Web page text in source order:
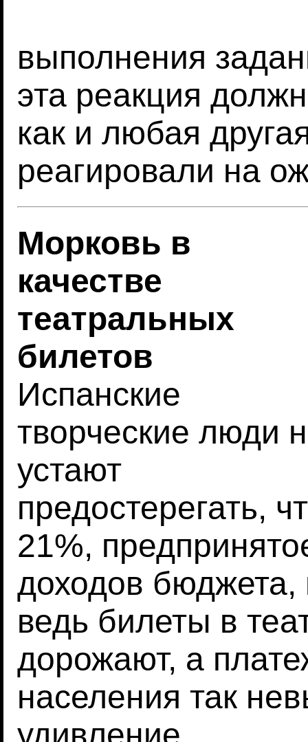
выполнения
эта реакция
как и любая
реагировали на
Морковь в
качестве
театральных
билетов
Испанские
творческие люди
устают
предостерегать,
21%,
доходов бюджета,
ведь билеты в
дорожают, а
населения так